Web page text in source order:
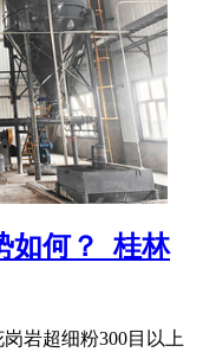
如何？_桂林
岩超细粉300目以上